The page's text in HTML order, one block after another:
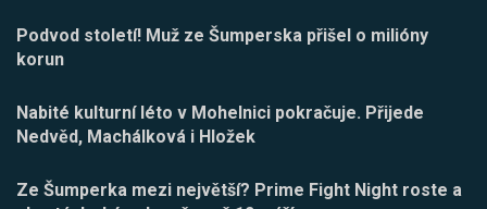
Podvod století! Muž ze Šumperska přišel o milióny
korun
Nabité kulturní léto v Mohelnici pokračuje. Přijede
Nedvěd, Machálková i Hložek
Ze Šumperka mezi největší? Prime Fight Night roste a